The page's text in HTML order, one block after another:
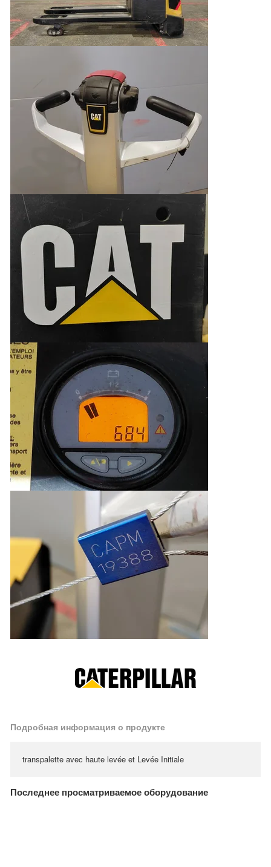
Подробная информация о продукте
transpalette avec haute levée et Levée Initiale
Последнее просматриваемое оборудование